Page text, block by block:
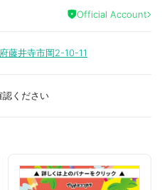
Official Account
藤井寺市岡2-10-11
認ください